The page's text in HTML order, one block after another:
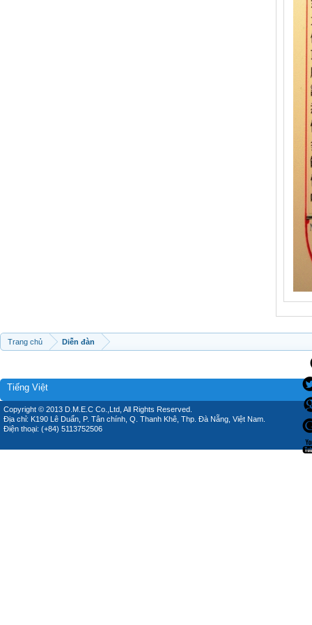
Trang chủ Diễn đàn
Tiếng Việt
Copyright © 2013 D.M.E.C Co.,Ltd, All Rights Reserved.
Địa chỉ: K190 Lê Duẩn, P. Tân chính, Q. Thanh Khê, Thp. Đà Nẵng, Việt Nam.
Điện thoại: (+84) 5113752506